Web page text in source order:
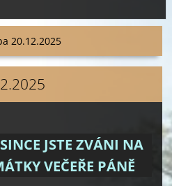
20.12.2025
JSTE ZVÁNI NA
VEČEŘE PÁNĚ